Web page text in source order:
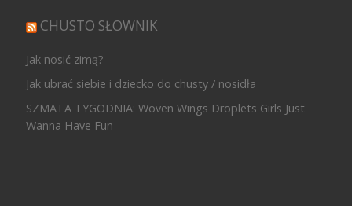
CHUSTO SŁOWNIK
Jak nosić zimą?
Jak ubrać siebie i dziecko do chusty / nosidła
SZMATA TYGODNIA: Woven Wings Droplets Girls Just
Wanna Have Fun